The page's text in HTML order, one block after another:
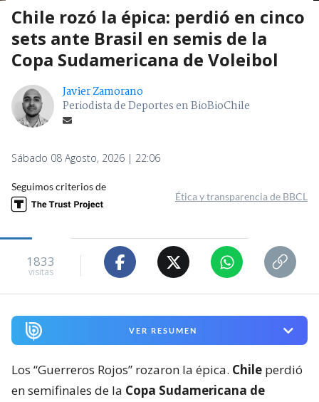
Chile rozó la épica: perdió en cinco
sets ante Brasil en semis de la
Copa Sudamericana de Voleibol
Javier Zamorano
Periodista de Deportes en BioBioChile
Sábado 08 Agosto, 2026 | 22:06
Seguimos criterios de
Ética y transparencia de BBCL
1833
visitas
VER RESUMEN
Los “Guerreros Rojos” rozaron la épica. Chile perdió
en semifinales de la Copa Sudamericana de